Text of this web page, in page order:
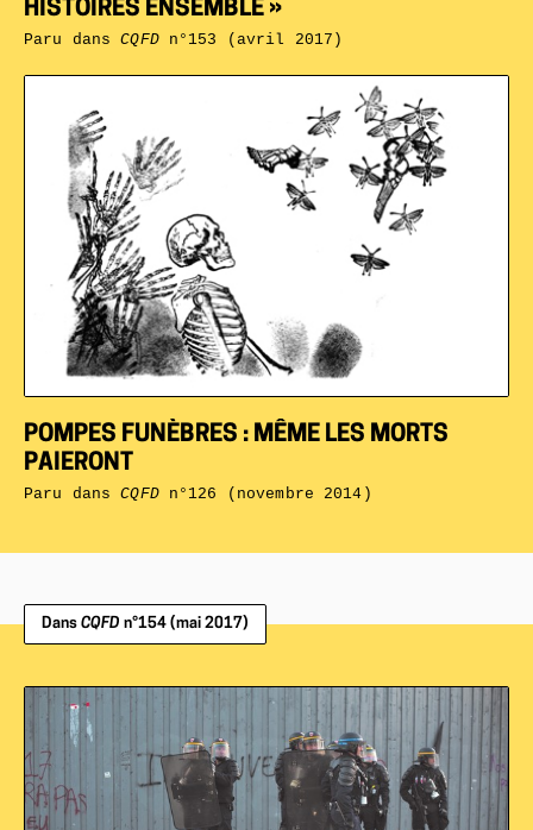
POMPES FUNÈBRES : MÊME LES MORTS
PAIERONT
Paru dansCQFDn°126 (novembre 2014)
HISTOIRES ENSEMBLE »
Paru dansCQFDn°153 (avril 2017)
Dans CQFD n°154 (mai 2017)